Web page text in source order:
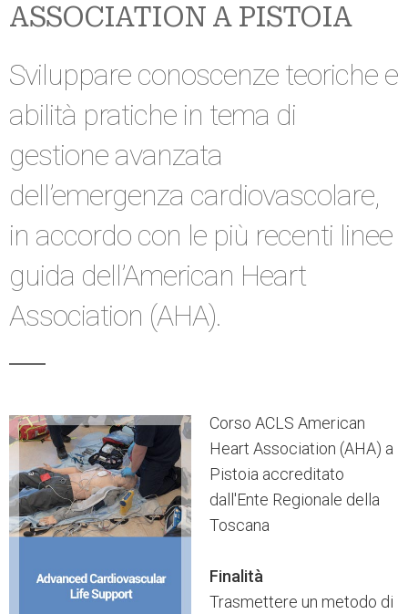
ASSOCIATION A PISTOIA
Sviluppare conoscenze teoriche e
abilità pratiche in tema di
gestione avanzata
dell’emergenza cardiovascolare,
in accordo con le più recenti linee
guida dell’American Heart
Association (AHA).
Corso ACLS American
Heart Association (AHA) a
Pistoia accreditato
dall'Ente Regionale della
Toscana
Finalità
Trasmettere un metodo di